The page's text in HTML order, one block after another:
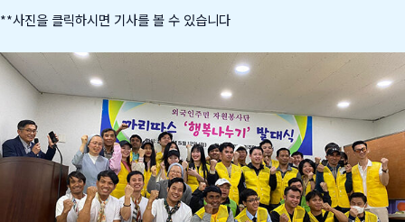
**사진을 클릭하시면 기사를 볼 수 있습니다